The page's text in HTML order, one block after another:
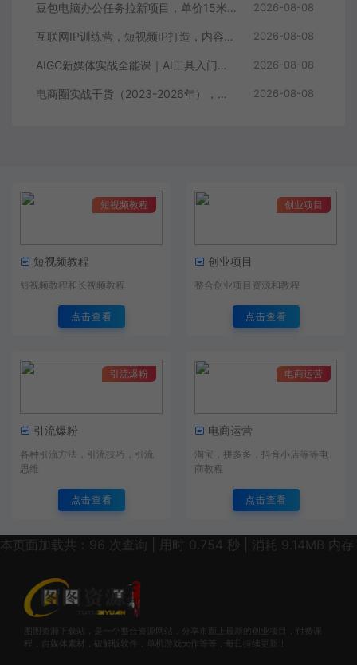
豆包电脑办公任务拉新项目，单价15米，最近很多人爆单，收入好几W，转化率超高，达人闭眼冲！（更新0808） 2026-08-08
互联网IP训练营，短视频IP打造，内容创作运营 2026-08-08
AIGC新媒体实战全能课｜AI工具入门、短视频全流程制作、主流绘图软件实操、数字人商业视频落地教程 2026-08-08
电商圈实战干货（2023-2026年），覆盖淘系、拼多多、抖音、小红书等多平台，助力电商人避开坑、提效率、稳盈利（更新08月08日） 2026-08-08
短视频教程
短视频教程
短视频教程和长视频教程
点击查看
创业项目
创业项目
整合创业项目资源和教程
点击查看
引流爆粉
引流爆粉
各种引流方法，引流技巧，引流
思维
点击查看
电商运营
电商运营
淘宝，拼多多，抖音小店等等电
商教程
点击查看
本页面加载共：96 次查询 | 用时 0.754 秒 | 消耗 9.14MB 内存
图图资源下载站，是一个整合资源网站，分享市面上最新的创业项目，付费课
程，自媒体素材，破解版软件，单机游戏大作等等，每日持续更新！